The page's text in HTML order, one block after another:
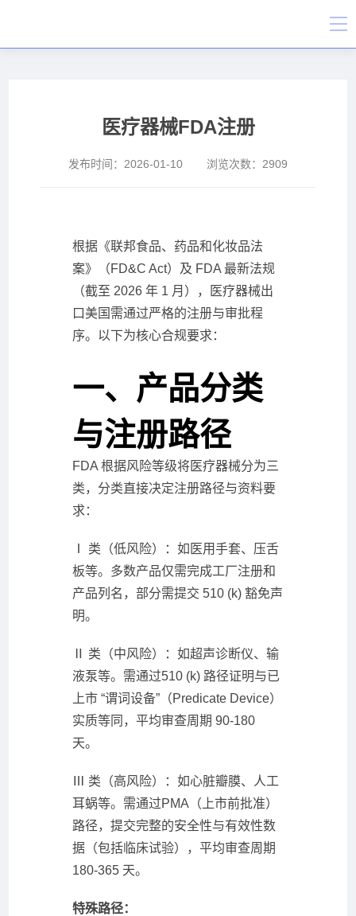
医疗器械FDA注册
发布时间： 2026-01-10 浏览次数： 2909
根据《联邦食品、药品和化妆品法
案》（FD&C Act）及 FDA 最新法规
（截至 2026 年 1 月），医疗器械出
口美国需通过严格的注册与审批程
序。以下为核心合规要求：
一、产品分类
与注册路径
FDA 根据风险等级将医疗器械分为三
类，分类直接决定注册路径与资料要
求：
Ⅰ 类（低风险）：如医用手套、压舌
板等。多数产品仅需完成工厂注册和
产品列名，部分需提交 510 (k) 豁免声
明。
Ⅱ 类（中风险）：如超声诊断仪、输
液泵等。需通过510 (k) 路径证明与已
上市 “谓词设备”（Predicate Device）
实质等同，平均审查周期 90-180
天。
Ⅲ 类（高风险）：如心脏瓣膜、人工
耳蜗等。需通过PMA（上市前批准）
路径，提交完整的安全性与有效性数
据（包括临床试验），平均审查周期
180-365 天。
特殊路径：